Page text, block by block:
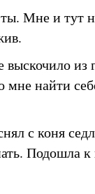
Мне и тут
выскочило
мне найти
с коня
Подошла